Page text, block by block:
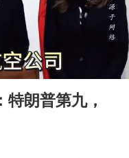
独闯南太行失联14天的女子已找到
不存在“国格”
7.5级地震
水强排至黄浦江
05:47
朗普第九，